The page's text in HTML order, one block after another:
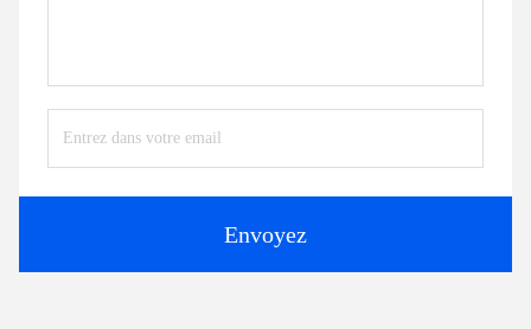
Envoyez